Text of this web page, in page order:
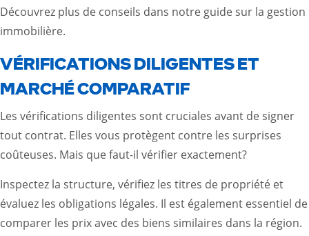
Découvrez plus de conseils dans notre guide sur la gestion
immobilière.
VÉRIFICATIONS DILIGENTES ET
MARCHÉ COMPARATIF
Les vérifications diligentes sont cruciales avant de signer
tout contrat. Elles vous protègent contre les surprises
coûteuses. Mais que faut-il vérifier exactement?
Inspectez la structure, vérifiez les titres de propriété et
évaluez les obligations légales. Il est également essentiel de
comparer les prix avec des biens similaires dans la région.